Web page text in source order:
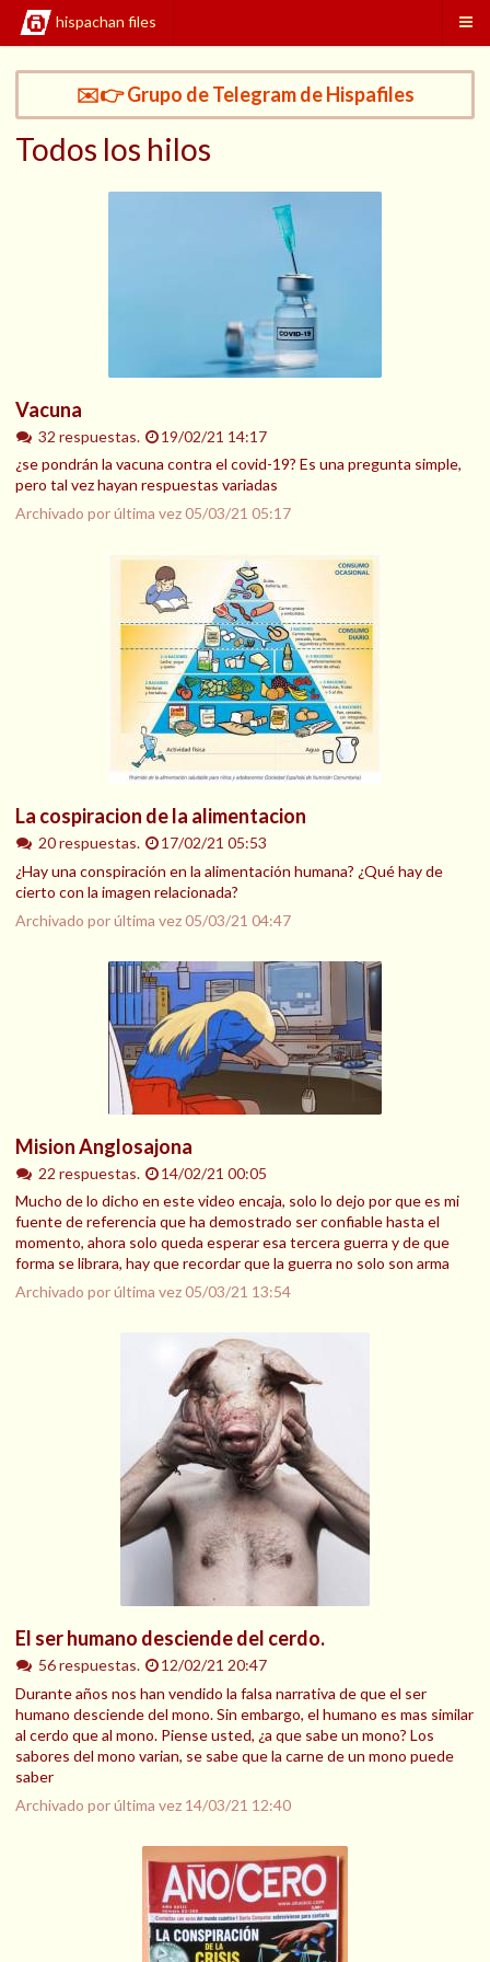
hispachan files
✉️👉 Grupo de Telegram de Hispafiles
Todos los hilos
Vacuna
32 respuestas.
19/02/21 14:17
¿se pondrán la vacuna contra el covid-19? Es una pregunta simple,
pero tal vez hayan respuestas variadas
Archivado por última vez05/03/21 05:17
La cospiracion de la alimentacion
20 respuestas.
17/02/21 05:53
¿Hay una conspiración en la alimentación humana? ¿Qué hay de
cierto con la imagen relacionada?
Archivado por última vez05/03/21 04:47
Mision Anglosajona
22 respuestas.
14/02/21 00:05
Mucho de lo dicho en este video encaja, solo lo dejo por que es mi
fuente de referencia que ha demostrado ser confiable hasta el
momento, ahora solo queda esperar esa tercera guerra y de que
forma se librara, hay que recordar que la guerra no solo son arma
Archivado por última vez05/03/21 13:54
El ser humano desciende del cerdo.
56 respuestas.
12/02/21 20:47
Durante años nos han vendido la falsa narrativa de que el ser
humano desciende del mono. Sin embargo, el humano es mas similar
al cerdo que al mono. Piense usted, ¿a que sabe un mono? Los
sabores del mono varian, se sabe que la carne de un mono puede
saber
Archivado por última vez 14/03/21 12:40